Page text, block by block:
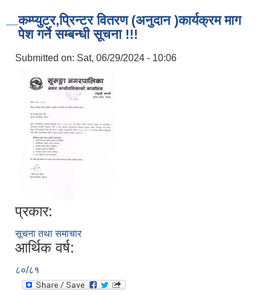
कम्प्युटर,प्रिन्टर वितरण (अनुदान )कार्यक्रम माग
पेश गर्ने सम्बन्धी सूचना !!!
Submitted on: Sat, 06/29/2024 - 10:06
प्रकार:
सूचना तथा समाचार
आर्थिक वर्ष:
८०/८१